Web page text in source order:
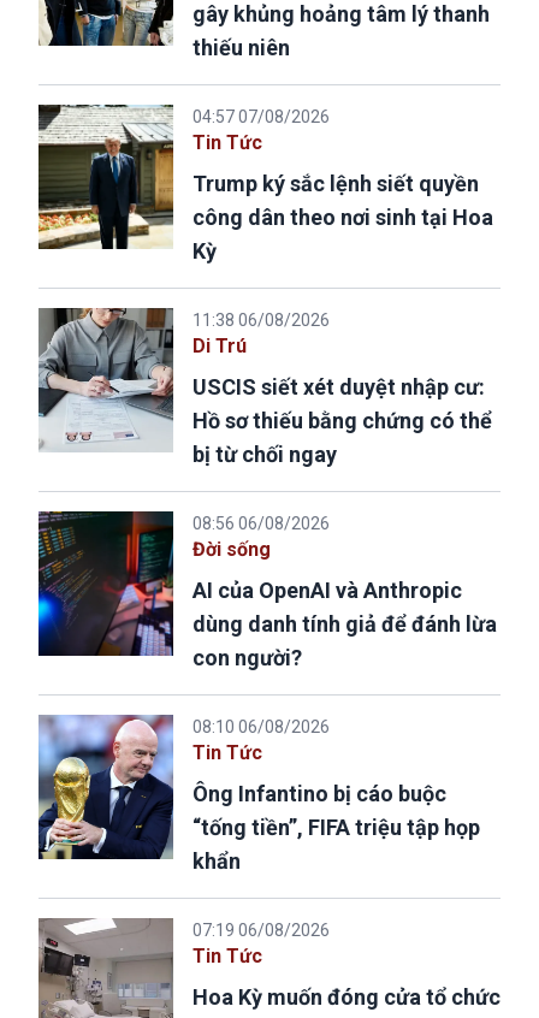
gây khủng hoảng tâm lý thanh
thiếu niên
04:57 07/08/2026
Tin Tức
Trump ký sắc lệnh siết quyền
công dân theo nơi sinh tại Hoa
Kỳ
11:38 06/08/2026
Di Trú
USCIS siết xét duyệt nhập cư:
Hồ sơ thiếu bằng chứng có thể
bị từ chối ngay
08:56 06/08/2026
Đời sống
AI của OpenAI và Anthropic
dùng danh tính giả để đánh lừa
con người?
08:10 06/08/2026
Tin Tức
Ông Infantino bị cáo buộc
“tống tiền”, FIFA triệu tập họp
khẩn
07:19 06/08/2026
Tin Tức
Hoa Kỳ muốn đóng cửa tổ chức